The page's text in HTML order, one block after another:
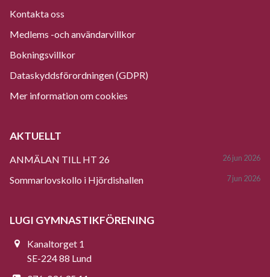
Kontakta oss
Medlems -och användarvillkor
Bokningsvillkor
Dataskyddsförordningen (GDPR)
Mer information om cookies
AKTUELLT
ANMÄLAN TILL HT 26 26 jun 2026
Sommarlovskollo i Hjördishallen 7 jun 2026
LUGI GYMNASTIKFÖRENING
Kanaltorget 1
SE-224 88 Lund